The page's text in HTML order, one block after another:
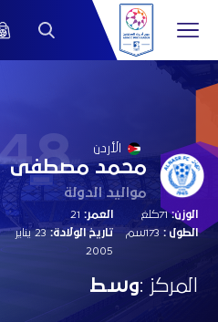
الأردن
محمد مصطفى
مواليد الدولة
الوزن:71كلغ
الطول :
العمر:
تاريخ الولادة:
23 يناير
2005
المركز :وسط